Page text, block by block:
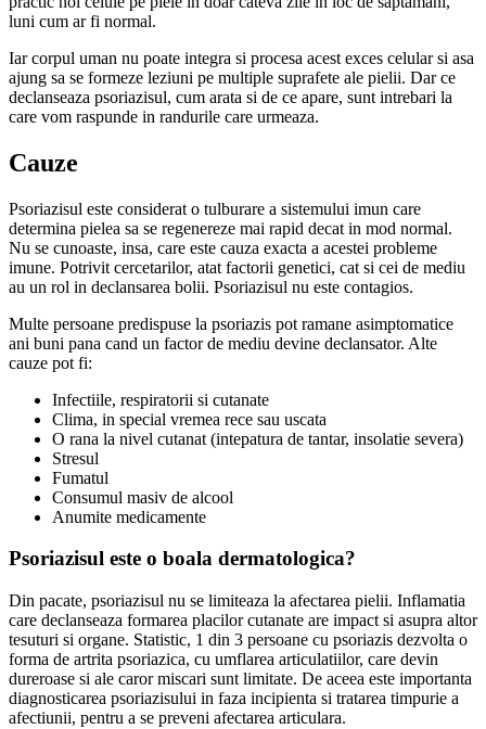
luni cum ar fi normal.
Iar corpul uman nu poate integra si procesa acest exces celular si asa
ajung sa se formeze leziuni pe multiple suprafete ale pielii. Dar ce
declanseaza psoriazisul, cum arata si de ce apare, sunt intrebari la
care vom raspunde in randurile care urmeaza.
Cauze
Psoriazisul este considerat o tulburare a sistemului imun care
determina pielea sa se regenereze mai rapid decat in mod normal.
Nu se cunoaste, insa, care este cauza exacta a acestei probleme
imune. Potrivit cercetarilor, atat factorii genetici, cat si cei de mediu
au un rol in declansarea bolii. Psoriazisul nu este contagios.
Multe persoane predispuse la psoriazis pot ramane asimptomatice
ani buni pana cand un factor de mediu devine declansator. Alte
cauze pot fi:
Infectiile, respiratorii si cutanate
Clima, in special vremea rece sau uscata
O rana la nivel cutanat (intepatura de tantar, insolatie severa)
Stresul
Fumatul
Consumul masiv de alcool
Anumite medicamente
Psoriazisul este o boala dermatologica?
Din pacate, psoriazisul nu se limiteaza la afectarea pielii. Inflamatia
care declanseaza formarea placilor cutanate are impact si asupra altor
tesuturi si organe. Statistic, 1 din 3 persoane cu psoriazis dezvolta o
forma de artrita psoriazica, cu umflarea articulatiilor, care devin
dureroase si ale caror miscari sunt limitate. De aceea este importanta
diagnosticarea psoriazisului in faza incipienta si tratarea timpurie a
afectiunii, pentru a se preveni afectarea articulara.